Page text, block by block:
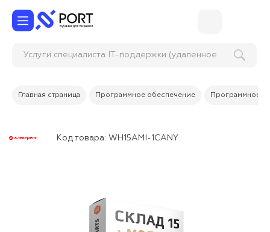
Услуги специалиста IT-поддержки (удаленное
Главная страница Программное обеспечение Программное
Код товара: WH15AMI-1CANY